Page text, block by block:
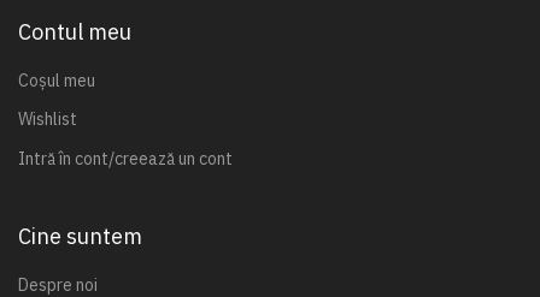
Contul meu
Coșul meu
Wishlist
Intră în cont/creează un cont
Cine suntem
Despre noi